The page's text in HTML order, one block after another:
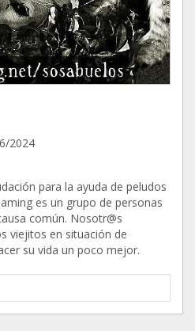
2024
para la ayuda de peludos
es un grupo de personas
común. Nosotr@s
viejitos en situación de
su vida un poco mejor.